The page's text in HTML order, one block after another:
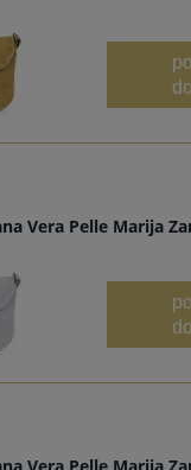
Vera Pelle Marija